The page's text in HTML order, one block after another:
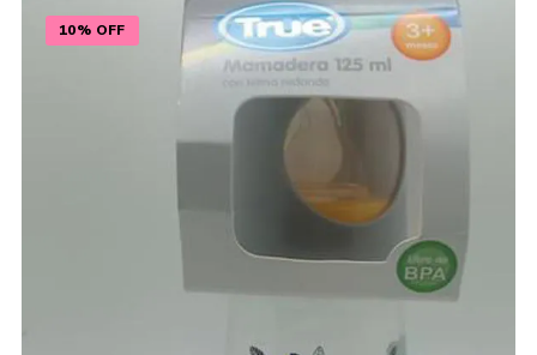
10% OFF